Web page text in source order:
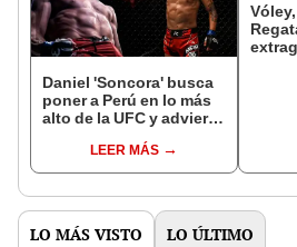
Daniel 'Soncora' busca
poner a Perú en lo más
alto de la UFC y advierte
persona que me pueda
ganar"
LEER MÁS
LO MÁS VISTO LO ÚLTIMO